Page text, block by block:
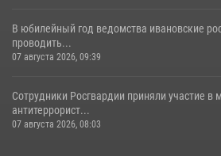
В юбилейный год ведомства ивановские
проводить...
07 августа 2026, 09:39
Сотрудники Росгвардии приняли участие
антитеррорист...
07 августа 2026, 08:03